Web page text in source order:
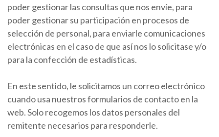
poder gestionar las consultas que nos envíe, para
poder gestionar su participación en procesos de
selección de personal, para enviarle comunicaciones
electrónicas en el caso de que así nos lo solicitase y/o
para la confección de estadísticas.
En este sentido, le solicitamos un correo electrónico
cuando usa nuestros formularios de contacto en la
web. Solo recogemos los datos personales del
remitente necesarios para responderle.